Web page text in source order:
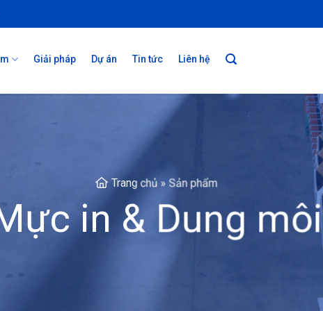
Giải pháp Dự án Tin tức Liên hệ
Trang chủ » Sản phẩm
in & Dung môi